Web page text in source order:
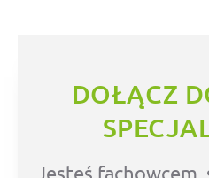
DOŁĄCZ
Jesteś fachowcem,